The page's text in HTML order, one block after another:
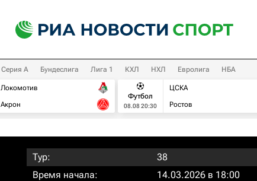
Серия А Бундеслига Лига 1 КХЛ НХЛ Евролига НБА
Локомотив
Акрон
Футбол
08.08 20:30
ЦСКА
Ростов
Тур:
38
Время начала:
14.03.2026 в 18:00